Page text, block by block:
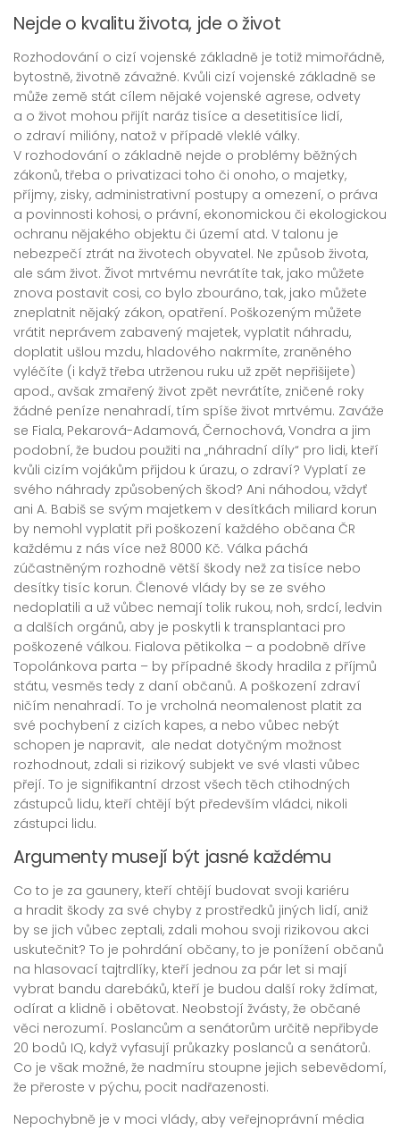
Nejde o kvalitu života, jde o život
Rozhodování o cizí vojenské základně je totiž mimořádně,
bytostně, životně závažné. Kvůli cizí vojenské základně se
může země stát cílem nějaké vojenské agrese, odvety
a o život mohou přijít naráz tisíce a desetitisíce lidí,
o zdraví milióny, natož v případě vleklé války.
V rozhodování o základně nejde o problémy běžných
zákonů, třeba o privatizaci toho či onoho, o majetky,
příjmy, zisky, administrativní postupy a omezení, o práva
a povinnosti kohosi, o právní, ekonomickou či ekologickou
ochranu nějakého objektu či území atd. V talonu je
nebezpečí ztrát na životech obyvatel. Ne způsob života,
ale sám život. Život mrtvému nevrátíte tak, jako můžete
znova postavit cosi, co bylo zbouráno, tak, jako můžete
zneplatnit nějaký zákon, opatření. Poškozeným můžete
vrátit neprávem zabavený majetek, vyplatit náhradu,
doplatit ušlou mzdu, hladového nakrmíte, zraněného
vyléčíte (i když třeba utrženou ruku už zpět nepřišijete)
apod., avšak zmařený život zpět nevrátíte, zničené roky
žádné peníze nenahradí, tím spíše život mrtvému. Zaváže
se Fiala, Pekarová-Adamová, Černochová, Vondra a jim
podobní, že budou použiti na „náhradní díly“ pro lidi, kteří
kvůli cizím vojákům přijdou k úrazu, o zdraví? Vyplatí ze
svého náhrady způsobených škod? Ani náhodou, vždyť
ani A. Babiš se svým majetkem v desítkách miliard korun
by nemohl vyplatit při poškození každého občana ČR
každému z nás více než 8000 Kč. Válka páchá
zúčastněným rozhodně větší škody než za tisíce nebo
desítky tisíc korun. Členové vlády by se ze svého
nedoplatili a už vůbec nemají tolik rukou, noh, srdcí, ledvin
a dalších orgánů, aby je poskytli k transplantaci pro
poškozené válkou. Fialova pětikolka – a podobně dříve
Topolánkova parta – by případné škody hradila z příjmů
státu, vesměs tedy z daní občanů. A poškození zdraví
ničím nenahradí. To je vrcholná neomalenost platit za
své pochybení z cizích kapes, a nebo vůbec nebýt
schopen je napravit, ale nedat dotyčným možnost
rozhodnout, zdali si rizikový subjekt ve své vlasti vůbec
přejí. To je signifikantní drzost všech těch ctihodných
zástupců lidu, kteří chtějí být především vládci, nikoli
zástupci lidu.
Argumenty musejí být jasné každému
Co to je za gaunery, kteří chtějí budovat svoji kariéru
a hradit škody za své chyby z prostředků jiných lidí, aniž
by se jich vůbec zeptali, zdali mohou svoji rizikovou akci
uskutečnit? To je pohrdání občany, to je ponížení občanů
na hlasovací tajtrdlíky, kteří jednou za pár let si mají
vybrat bandu darebáků, kteří je budou další roky ždímat,
odírat a klidně i obětovat. Neobstojí žvásty, že občané
věci nerozumí. Poslancům a senátorům určitě nepřibyde
20 bodů IQ, když vyfasují průkazky poslanců a senátorů.
Co je však možné, že nadmíru stoupne jejich sebevědomí,
že přeroste v pýchu, pocit nadřazenosti.
Nepochybně je v moci vlády, aby veřejnoprávní média